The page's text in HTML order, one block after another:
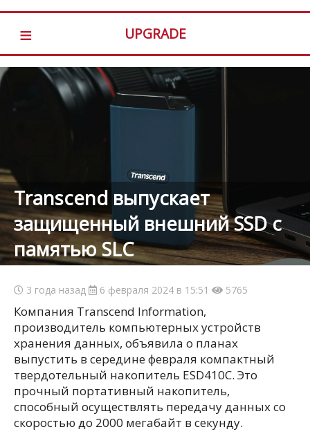
≡ UPGRADE
Transcend выпускает
защищенный внешний SSD с
памятью SLC
3 года назад 6 февраля 2024 в 15:51 5765
Компания Transcend Information,
производитель компьютерных устройств
хранения данных, объявила о планах
выпустить в середине февраля компактный
твердотельный накопитель ESD410C. Это
прочный портативный накопитель,
способный осуществлять передачу данных со
скоростью до 2000 мегабайт в секунду.